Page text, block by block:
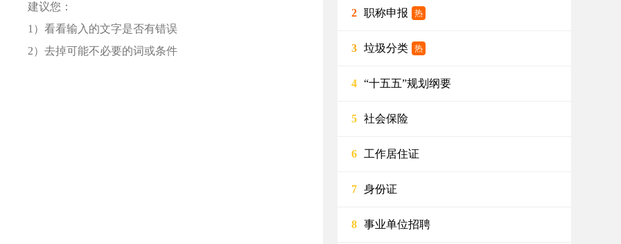
建议您：
1）看看输入的文字是否有错误
2）去掉可能不必要的词或条件
2 职称申报 热
3 垃圾分类 热
4 “十五五”规划纲要
5 社会保险
6 工作居住证
7 身份证
8 事业单位招聘